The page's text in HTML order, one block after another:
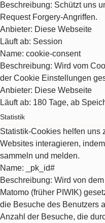
Beschreibung: Schützt uns
Request Forgery-Angriffen.
Anbieter: Diese Webseite
Läuft ab: Session
Name: cookie-consent
Beschreibung: Wird vom
der Cookie Einstellungen
Anbieter: Diese Webseite
Läuft ab: 180 Tage, ab
Statistik
Statistik-Cookies helfen uns
Websites interagieren,
sammeln und melden.
Name: _pk_id#
Beschreibung: Wird von
Matomo (früher PIWIK)
die Besuche des Benutzers
Anzahl der Besuche, die